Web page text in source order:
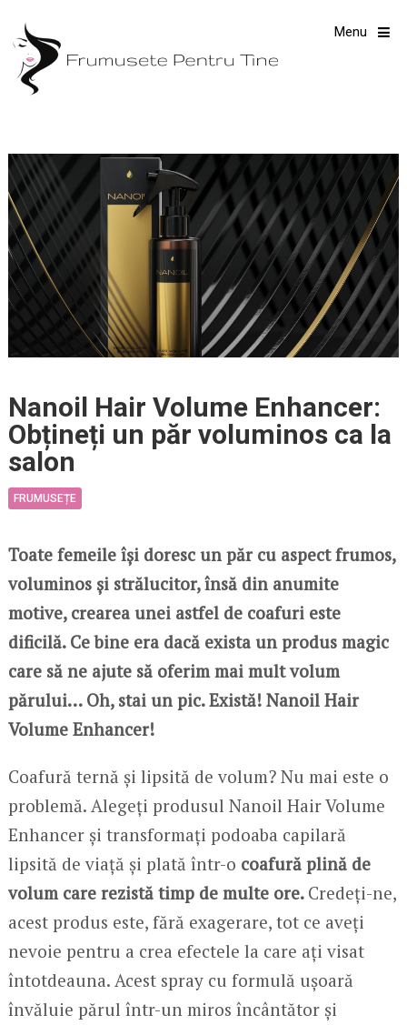
Menu
Nanoil Hair Volume Enhancer:
Obțineți un păr voluminos ca la
salon
FRUMUSEȚE
Toate femeile își doresc un păr cu aspect frumos,
voluminos și strălucitor, însă din anumite
motive, crearea unei astfel de coafuri este
dificilă. Ce bine era dacă exista un produs magic
care să ne ajute să oferim mai mult volum
părului… Oh, stai un pic. Există! Nanoil Hair
Volume Enhancer!
Coafură ternă și lipsită de volum? Nu mai este o
problemă. Alegeți produsul Nanoil Hair Volume
Enhancer și transformați podoaba capilară
lipsită de viață și plată într-o coafură plină de
volum care rezistă timp de multe ore. Credeți-ne,
acest produs este, fără exagerare, tot ce aveți
nevoie pentru a crea efectele la care ați visat
întotdeauna. Acest spray cu formulă ușoară
învăluie părul într-un miros încântător și